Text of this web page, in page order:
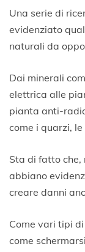
Una serie di
evidenziato
naturali da
Dai minerali
elettrica alle
pianta anti-
come i quarzi,
Sta di fatto che,
abbiano
creare danni
Come vari tipi
come